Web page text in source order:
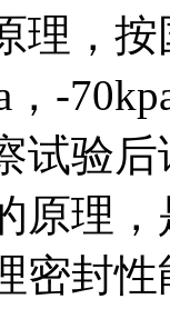
理，
，-
试验
原理
密封